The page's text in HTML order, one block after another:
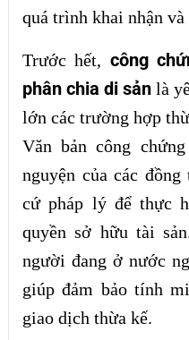
quá trình khai nhận và
Trước hết, công
phân chia di sản là
lớn các trường hợp
Văn bản công
nguyện của các
cứ pháp lý để thực
quyền sở hữu tài
người đang ở nước
giúp đảm bảo tính
giao dịch thừa kế.